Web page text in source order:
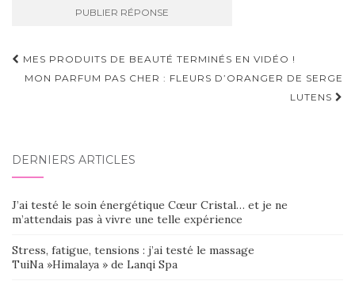
Navigation
d'article
MES PRODUITS DE BEAUTÉ TERMINÉS EN VIDÉO !
MON PARFUM PAS CHER : FLEURS D’ORANGER DE SERGE
LUTENS
DERNIERS ARTICLES
J’ai testé le soin énergétique Cœur Cristal… et je ne
m’attendais pas à vivre une telle expérience
Stress, fatigue, tensions : j’ai testé le massage
TuiNa »Himalaya » de Lanqi Spa